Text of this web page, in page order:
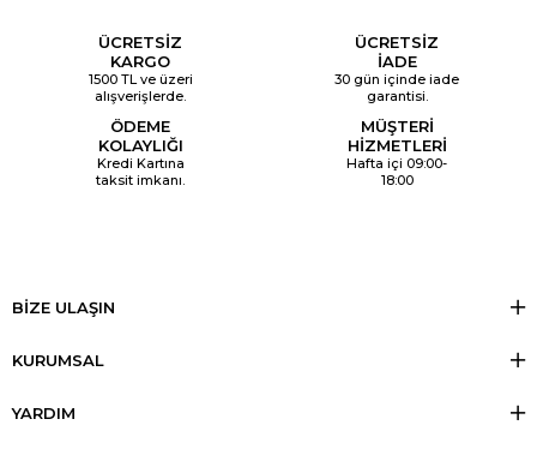
ÜCRETSİZ
KARGO
1500 TL ve üzeri
alışverişlerde.
ÜCRETSİZ
İADE
30 gün içinde iade
garantisi.
ÖDEME
KOLAYLIĞI
Kredi Kartına
taksit imkanı.
MÜŞTERİ
HİZMETLERİ
Hafta içi 09:00-
18:00
BİZE ULAŞIN
KURUMSAL
YARDIM